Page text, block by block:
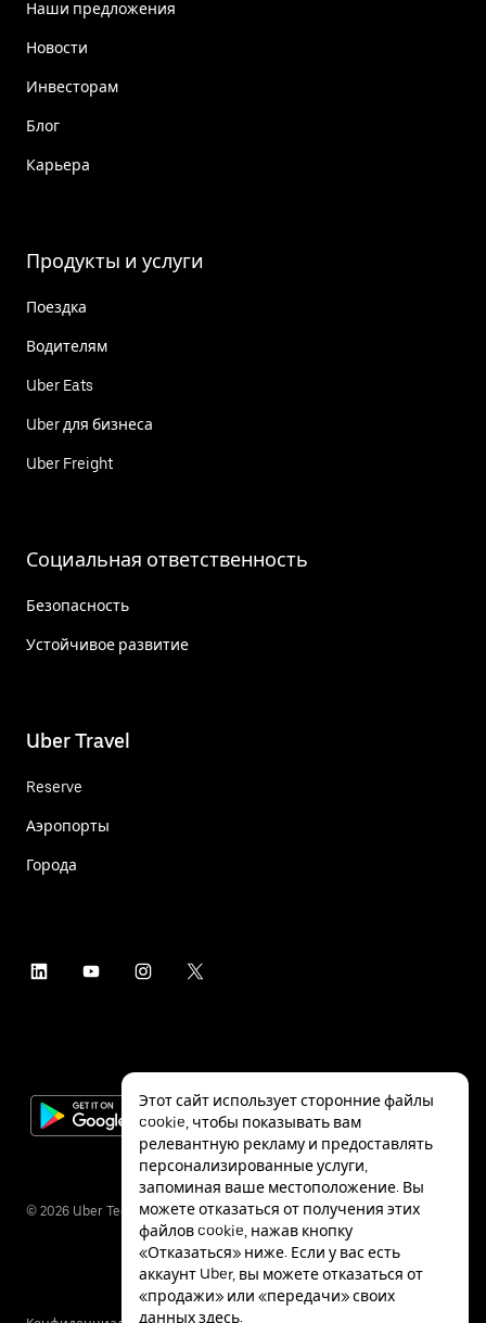
Наши предложения
Новости
Инвесторам
Блог
Карьера
Продукты и услуги
Поездка
Водителям
Uber Eats
Uber для бизнеса
Uber Freight
Социальная ответственность
Безопасность
Устойчивое развитие
Uber Travel
Reserve
Аэропорты
Города
© 2026 Uber Technologies Inc.
Этот сайт использует сторонние файлы
cookie, чтобы показывать вам
релевантную рекламу и предоставлять
персонализированные услуги,
запоминая ваше местоположение. Вы
можете отказаться от получения этих
файлов cookie, нажав кнопку
«Отказаться» ниже. Если у вас есть
аккаунт Uber, вы можете отказаться от
«продажи» или «передачи» своих
данныхздесь.